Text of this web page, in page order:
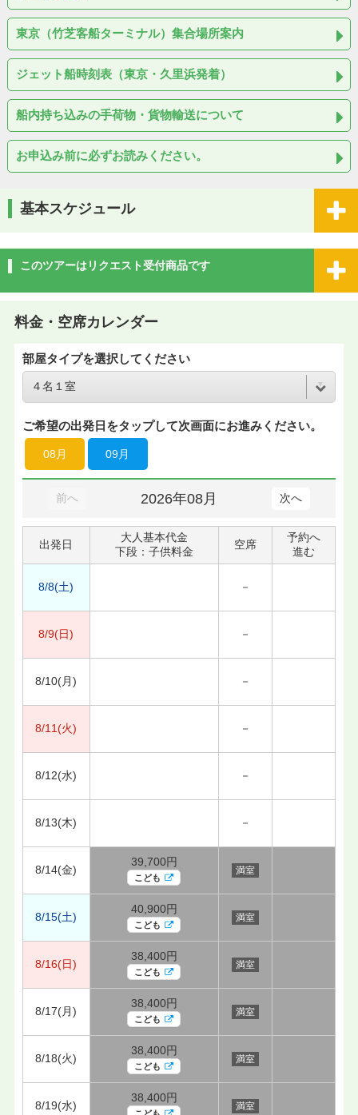
東京（竹芝客船ターミナル）集合場所案内
ジェット船時刻表（東京・久里浜発着）
船内持ち込みの手荷物・貨物輸送について
お申込み前に必ずお読みください。
基本スケジュール
このツアーはリクエスト受付商品です
料金・空席カレンダー
部屋タイプを選択してください
ご希望の出発日をタップして次画面にお進みください。
08月 09月
前へ 2026年08月 次へ
出発日
大人基本代金
下段：子供料金
空席
予約へ
進む
8/8(土) －
8/9(日) －
8/10(月) －
8/11(火) －
8/12(水) －
8/13(木) －
8/14(金)
39,700円
こども
満室
8/15(土)
40,900円
こども
満室
8/16(日)
38,400円
こども
満室
8/17(月)
38,400円
こども
満室
8/18(火)
38,400円
こども
満室
8/19(水)
38,400円
満室